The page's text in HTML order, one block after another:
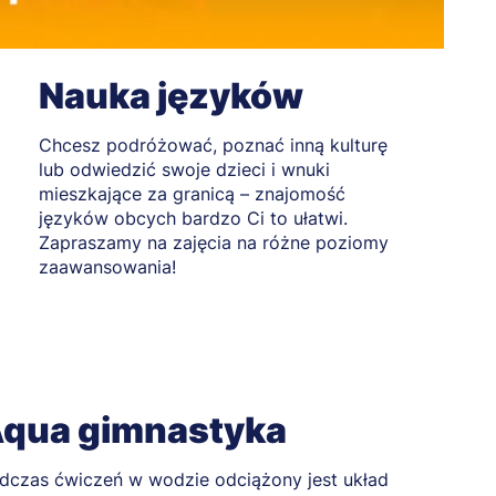
Nauka języków
Chcesz podróżować, poznać inną kulturę
lub odwiedzić swoje dzieci i wnuki
mieszkające za granicą – znajomość
języków obcych bardzo Ci to ułatwi.
Zapraszamy na zajęcia na różne poziomy
zaawansowania!
gimnastyka
ćwiczeń w wodzie odciążony jest układ